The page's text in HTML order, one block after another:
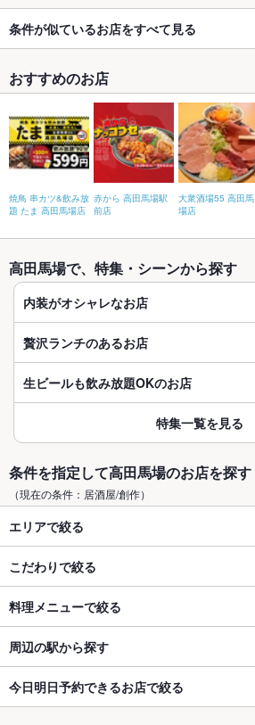
条件が似ているお店をすべて見る
おすすめのお店
焼鳥 串カツ&飲み放
題 たま 高田馬場店
赤から 高田馬場駅
前店
大衆酒場55 高田馬
場店
高田馬場で、特集・シーンから探す
内装がオシャレなお店
贅沢ランチのあるお店
生ビールも飲み放題OKのお店
特集一覧を見る
条件を指定して高田馬場のお店を探す
（現在の条件：居酒屋/創作）
エリアで絞る
こだわりで絞る
料理メニューで絞る
周辺の駅から探す
今日明日予約できるお店で絞る